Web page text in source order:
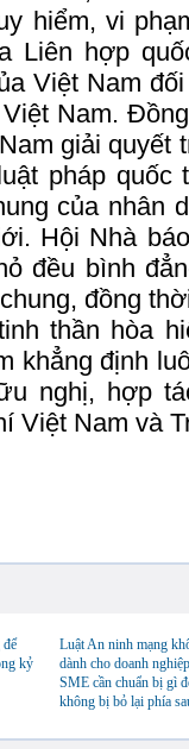
hiểm, vi
Liên hợp
Việt Nam
Nam.
giải quyết
pháp quốc
của nhân
Hội Nhà
đều bình
đồng
thần hòa
khẳng định
nghị, hợp
Việt Nam và
kỷ
Luật An ninh mạng
dành cho doanh
SME cần chuẩn bị gì
không bị bỏ lại phía